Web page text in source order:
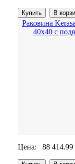
Раковина
40x40 с
Цена: 88 414.99